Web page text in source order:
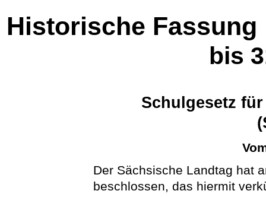
Historische Fassung
bis
Schulgesetz
Der Sächsische Landtag hat
beschlossen, das hiermit